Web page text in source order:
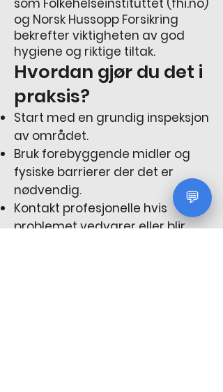
som Folkehelseinstituttet (fhi.no)
og Norsk Hussopp Forsikring
bekrefter viktigheten av god
hygiene og riktige tiltak.
Hvordan gjør du det i
praksis?
Start med en grundig inspeksjon
av området.
Bruk forebyggende midler og
fysiske barrierer der det er
nødvendig.
Kontakt profesjonelle hvis
problemet vedvarer eller blir
💬